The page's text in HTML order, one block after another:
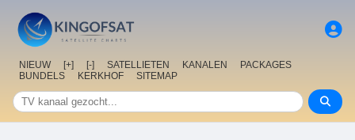
NIEUW [+] [-] SATELLIETEN KANALEN
PACKAGES
BUNDELS
KERKHOF SITEMAP